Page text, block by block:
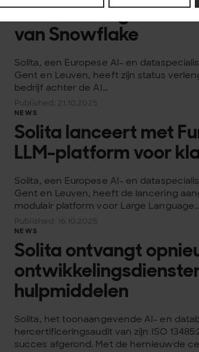
Solita verlengt status
van Snowflake
Solita, een Europese AI- en
Gent en Leuven, heeft zijn status
bedrijf achter de AI...
Published: 21.10.2025
NEWS
Solita lanceert met
LLM-platform voor
Solita, een Europese AI- en
Gent en Leuven, heeft de lancering
modulair platform voor Large Language...
Published: 16.10.2025
NEWS
Solita ontvangt
hulpmiddelen
Solita, het toonaangevende AI- en
hercertificeringsaudit van zijn ISO
succes afgerond. Met de hernieuwde